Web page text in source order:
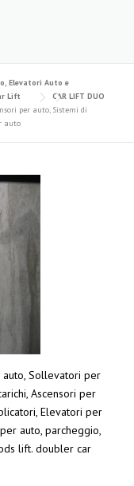
Elevatori Auto e
Lift
CAR LIFT DUO
per auto, Sistemi di
auto
Sollevatori per
Ascensori per
Elevatori per
auto, parcheggio,
lift. doubler car